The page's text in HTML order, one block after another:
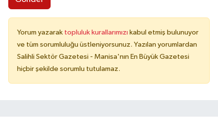
Yorum yazarak topluluk kurallarımızı kabul etmiş bulunuyor
ve tüm sorumluluğu üstleniyorsunuz. Yazılan yorumlardan
Salihli Sektör Gazetesi - Manisa'nın En Büyük Gazetesi
hiçbir şekilde sorumlu tutulamaz.